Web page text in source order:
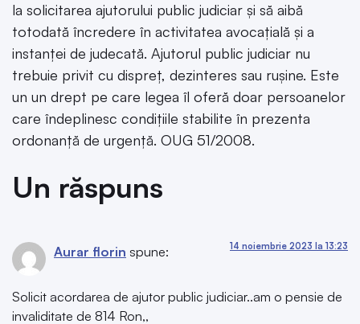
la solicitarea ajutorului public judiciar și să aibă
totodată încredere în activitatea avocațială și a
instanței de judecată. Ajutorul public judiciar nu
trebuie privit cu dispreț, dezinteres sau rușine. Este
un un drept pe care legea îl oferă doar persoanelor
care îndeplinesc condițiile stabilite în prezenta
ordonanță de urgență. OUG 51/2008.
Un răspuns
Aurar florin spune: 14 noiembrie 2023 la 13:23
Solicit acordarea de ajutor public judiciar..am o pensie de
invaliditate de 814 Ron,,